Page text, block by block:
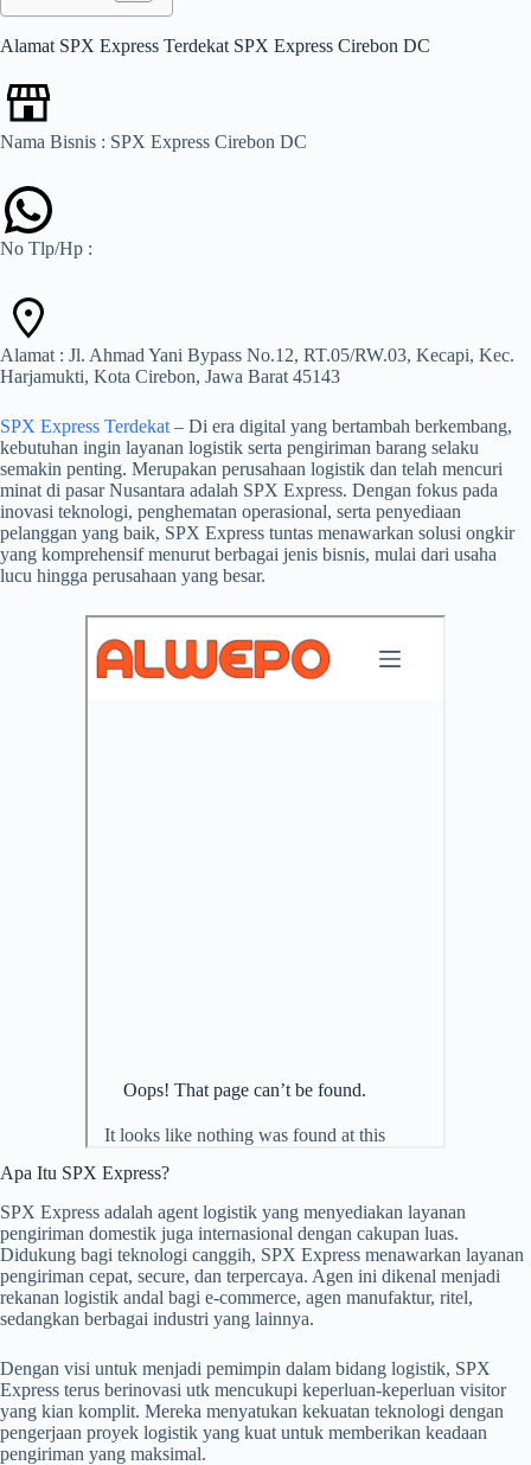
Alamat SPX Express Terdekat SPX Express Cirebon DC
Nama Bisnis : SPX Express Cirebon DC
No Tlp/Hp :
Alamat : Jl. Ahmad Yani Bypass No.12, RT.05/RW.03, Kecapi, Kec.
Harjamukti, Kota Cirebon, Jawa Barat 45143
SPX Express Terdekat – Di era digital yang bertambah berkembang,
kebutuhan ingin layanan logistik serta pengiriman barang selaku
semakin penting. Merupakan perusahaan logistik dan telah mencuri
minat di pasar Nusantara adalah SPX Express. Dengan fokus pada
inovasi teknologi, penghematan operasional, serta penyediaan
pelanggan yang baik, SPX Express tuntas menawarkan solusi ongkir
yang komprehensif menurut berbagai jenis bisnis, mulai dari usaha
lucu hingga perusahaan yang besar.
Apa Itu SPX Express?
SPX Express adalah agent logistik yang menyediakan layanan
pengiriman domestik juga internasional dengan cakupan luas.
Didukung bagi teknologi canggih, SPX Express menawarkan layanan
pengiriman cepat, secure, dan terpercaya. Agen ini dikenal menjadi
rekanan logistik andal bagi e-commerce, agen manufaktur, ritel,
sedangkan berbagai industri yang lainnya.
Dengan visi untuk menjadi pemimpin dalam bidang logistik, SPX
Express terus berinovasi utk mencukupi keperluan-keperluan visitor
yang kian komplit. Mereka menyatukan kekuatan teknologi dengan
pengerjaan proyek logistik yang kuat untuk memberikan keadaan
pengiriman yang maksimal.